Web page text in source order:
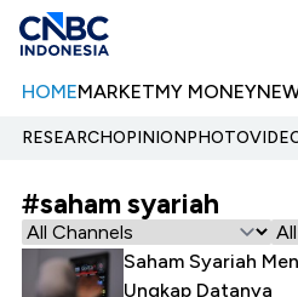
HOMEMARKETMY MONEY
RESEARCHOPINIONPHOTO
#saham syariah
Saham Syariah
Ungkap Datanya